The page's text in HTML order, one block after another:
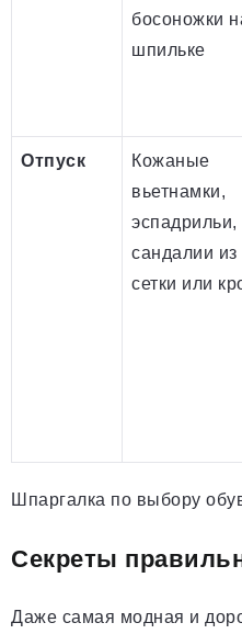
босоножки
шпильке
Отпуск
Кожаные
вьетнамки,
эспадрильи,
сандалии из
сетки или
Шпаргалка по выбору
Секреты
Даже самая модная и